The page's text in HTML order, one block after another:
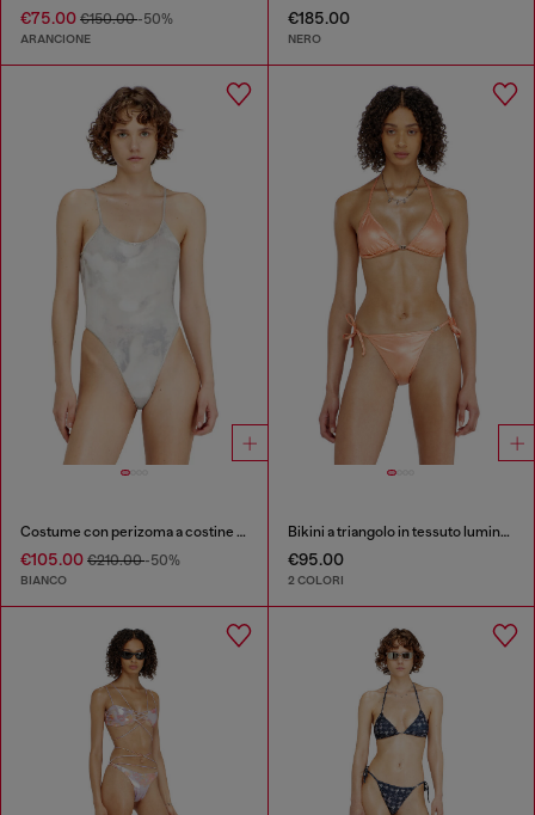
€75.00 €150.00-50%
ARANCIONE
€185.00
NERO
Costume con perizoma a costine e stampa camouflage
€105.00 €210.00-50%
BIANCO
Bikini a triangolo in tessuto luminoso
€95.00
2 COLORI